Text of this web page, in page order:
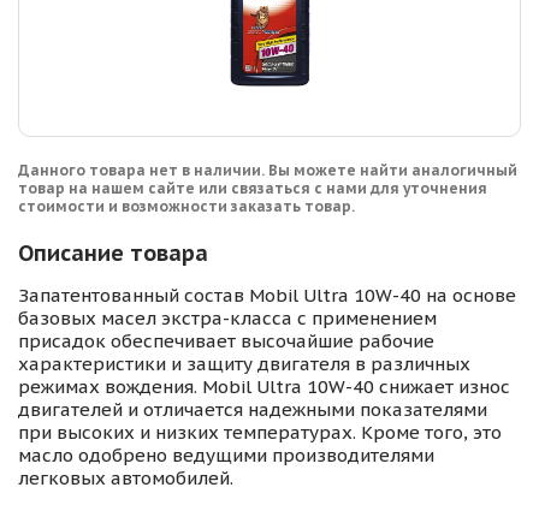
Данного товара нет в наличии. Вы можете найти аналогичный
товар на нашем сайте или связаться с нами для уточнения
стоимости и возможности заказать товар.
Описание товара
Запатентованный состав Mobil Ultra 10W-40 на основе
базовых масел экстра-класса с применением
присадок обеспечивает высочайшие рабочие
характеристики и защиту двигателя в различных
режимах вождения. Mobil Ultra 10W-40 снижает износ
двигателей и отличается надежными показателями
при высоких и низких температурах. Кроме того, это
масло одобрено ведущими производителями
легковых автомобилей.